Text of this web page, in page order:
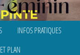
INFOS PRATIQUES
PLAN